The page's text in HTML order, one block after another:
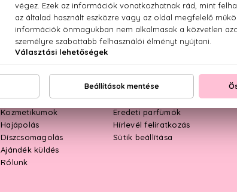
TOP KATEGÓRIÁK
Női parfümök
Parfüm szettek
Kozmetikumok
Hajápolás
Díszcsomagolás
Ajándék küldés
Rólunk
Kapcsolat
Kiszállítás
Rendelés menete
Eredeti parfümök
Hírlevél feliratkozás
Sütik beállítása